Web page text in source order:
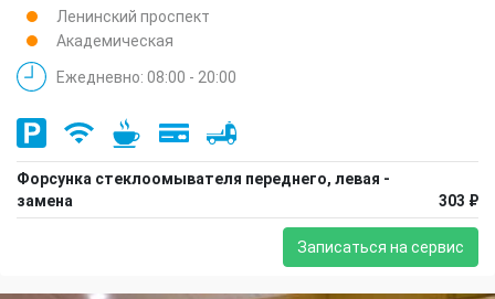
Ленинский проспект
Академическая
Ежедневно: 08:00 - 20:00
Форсунка стеклоомывателя переднего, левая -
замена
303 ₽
Записаться на сервис